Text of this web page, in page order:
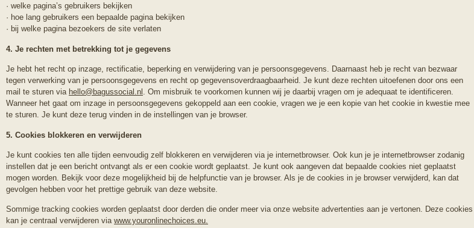
· welke pagina’s gebruikers bekijken
· hoe lang gebruikers een bepaalde pagina bekijken
· bij welke pagina bezoekers de site verlaten
4. Je rechten met betrekking tot je gegevens
Je hebt het recht op inzage, rectificatie, beperking en verwijdering van je persoonsgegevens. Daarnaast heb je recht van bezwaar
tegen verwerking van je persoonsgegevens en recht op gegevensoverdraagbaarheid. Je kunt deze rechten uitoefenen door ons een
mail te sturen via hello@bagussocial.nl . Om misbruik te voorkomen kunnen wij je daarbij vragen om je adequaat te identificeren.
Wanneer het gaat om inzage in persoonsgegevens gekoppeld aan een cookie, vragen we je een kopie van het cookie in kwestie mee
te sturen. Je kunt deze terug vinden in de instellingen van je browser.
5. Cookies blokkeren en verwijderen
Je kunt cookies ten alle tijden eenvoudig zelf blokkeren en verwijderen via je internetbrowser. Ook kun je je internetbrowser zodanig
instellen dat je een bericht ontvangt als er een cookie wordt geplaatst. Je kunt ook aangeven dat bepaalde cookies niet geplaatst
mogen worden. Bekijk voor deze mogelijkheid bij de helpfunctie van je browser. Als je de cookies in je browser verwijderd, kan dat
gevolgen hebben voor het prettige gebruik van deze website.
Sommige tracking cookies worden geplaatst door derden die onder meer via onze website advertenties aan je vertonen. Deze cookies
kan je centraal verwijderen via www.youronlinechoices.eu.